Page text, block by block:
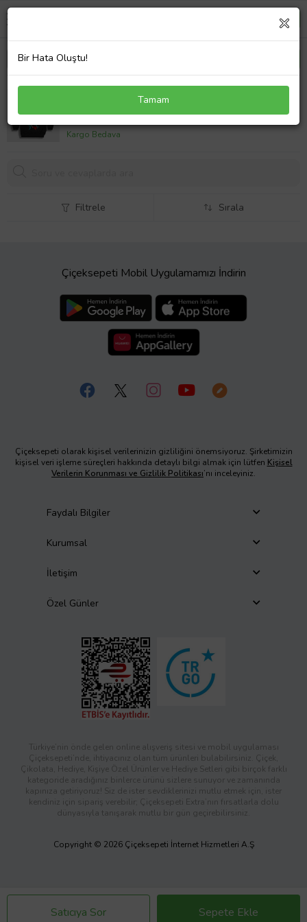
Presmono Unisex Çocuk Siyah Poster Ufo Robot
Grendizer Goldorak Kapüşonlu Sweatshirt 471852tt
1299,00 TL
Kargo Bedava
Satıcıya Sor Sepete Ekle
Filtrele Sırala
Çiçeksepeti Mobil Uygulamamızı İndirin
Çiçeksepeti olarak kişisel verilerinizin gizliliğini önemsiyoruz. Şirketimizin
kişisel veri işleme süreçleri hakkında detaylı bilgi almak için lütfen Kişisel
Verilerin Korunması ve Gizlilik Politikası’nı inceleyiniz.
Faydalı Bilgiler
Kurumsal
İletişim
Özel Günler
Türkiye’nin önde gelen online alışveriş sitesi ve mobil uygulaması
Çiçeksepeti’nde, ihtiyacınız olan tüm ürünleri bulabilirsiniz. Çiçek,
Çikolata, Hediye, Kişiye Özel Ürünler ve Hediye Setleri gibi birçok farklı
kategoride aradığınız binlerce ürünü sizlere sunuyor ve zamanında
kapınıza getiriyoruz! Siz de ister sevdiklerinizi mutlu etmek için, ister
kendiniz için sipariş verebilir; Çiçeksepeti Extra’nın fırsatlarla dolu
dünyasıyla tanışarak mutlu bir gün geçirebilirsiniz.
Copyright © 2026 Çiçeksepeti İnternet Hizmetleri A.Ş
Bir Hata Oluştu!
Tamam